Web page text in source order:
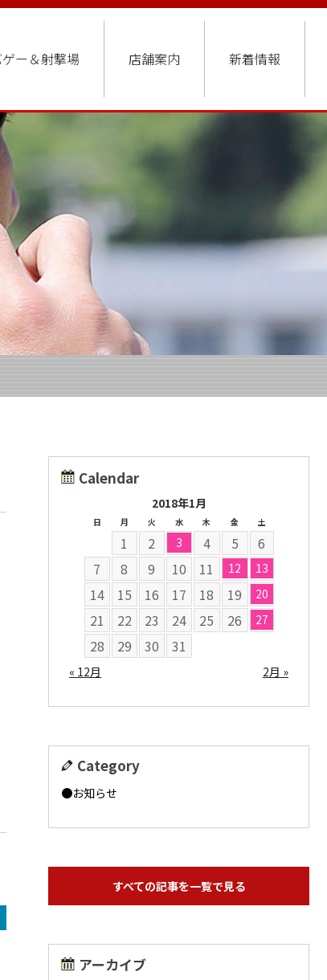
ー＆射撃場 店舗案内 新着情報
Calendar
2018年1月
日 月 火 水 木 金 土
1 2 3 4 5
6
7
8 9 10 11 12 13
14 15 16 17 18 19 20
21 22 23 24 25 26 27
28 29 30 31
« 12月 2月 »
Category
お知らせ
すべての記事を一覧で見る
アーカイブ